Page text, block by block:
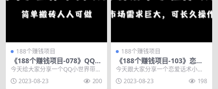
188个赚钱项目
《188个赚钱项目-078》QQ小
世界带货项目，简单搬砖人人
可做
今天给大家分享一个QQ小世界带货
项目，简单搬砖人人可做。 什么是
QQ小世界？ 据...
2023-08-23 200
188个赚钱项目
《188个赚钱项目-103》恋爱
话术小程序项目，市场需求巨
大，可长久操作
今天跟大家分享一个恋爱话术小程
序项目，巨大的市场需求可以长久
操作。 交友脱单是永...
2023-08-23 198